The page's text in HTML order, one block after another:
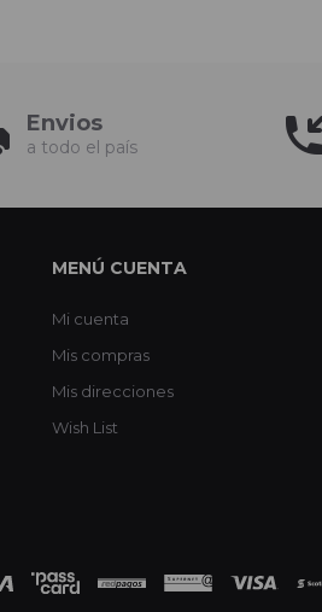
Envios
a todo el país
MENÚ CUENTA
Mi cuenta
Mis compras
Mis direcciones
Wish List